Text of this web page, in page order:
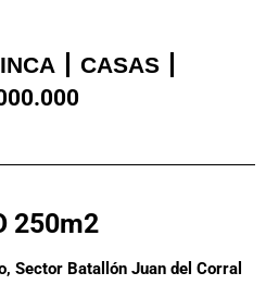
CASAS
250m2
Sector Batallón Juan del Corral